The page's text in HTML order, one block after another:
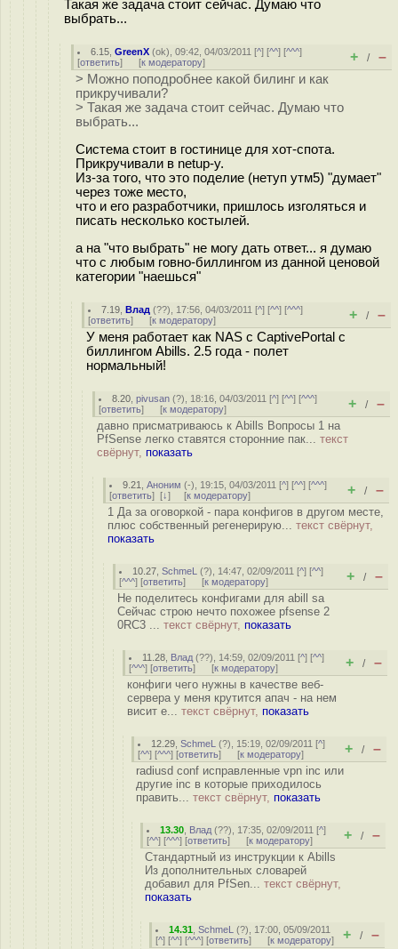
Такая же задача стоит сейчас. Думаю что
выбрать...
6.15 ,GreenX (ok), 09:42, 04/03/2011 [^] [^^] [^^^]
[ответить] [к модератору] + / –
> Можно поподробнее какой билинг и как
прикручивали?
> Такая же задача стоит сейчас. Думаю что
выбрать...
Система стоит в гостинице для хот-спота.
Прикручивали в netup-у.
Из-за того, что это поделие (нетуп утм5) "думает"
через тоже место,
что и его разработчики, пришлось изголяться и
писать несколько костылей.
а на "что выбрать" не могу дать ответ... я думаю
что с любым говно-биллингом из данной ценовой
категории "наешься"
7.19 ,Влад (??), 17:56, 04/03/2011 [^] [^^] [^^^]
[ответить] [к модератору] + / –
У меня работает как NAS c CaptivePortal с
биллингом Abills. 2.5 года - полет
нормальный!
8.20 ,pivusan (?), 18:16, 04/03/2011 [^] [^^] [^^^]
[ответить] [к модератору] + / –
давно присматриваюсь к Abills Вопросы 1 на
PfSense легко ставятся сторонние пак... текст
свёрнут, показать
9.21 ,Аноним (-), 19:15, 04/03/2011 [^] [^^] [^^^]
[ответить] [↓] [к модератору] + / –
1 Да за оговоркой - пара конфигов в другом месте,
плюс собственный регенерирую... текст свёрнут,
показать
10.27 ,SchmeL (?), 14:47, 02/09/2011 [^] [^^]
[^^^] [ответить] [к модератору] + / –
Не поделитесь конфигами для abill sa
Сейчас строю нечто похожее pfsense 2
0RC3 ... текст свёрнут, показать
11.28 Влад (??), 14:59, 02/09/2011 [^] [^^]
[^^^] [ответить] [к модератору] + / –
конфиги чего нужны в качестве веб-
сервера у меня крутится апач - на нем
висит е... текст свёрнут, показать
12.29 ,SchmeL (?), 15:19, 02/09/2011 [^]
[^^] [^^^] [ответить] [к модератору] + / –
radiusd conf исправленные vpn inc или
другие inc в которые приходилось
править... текст свёрнут, показать
13.30 Влад (??), 17:35, 02/09/2011 [^]
[^^] [^^^] [ответить] [к модератору] + / –
Стандартный из инструкции к Abills
Из дополнительных словарей
добавил для PfSen... текст свёрнут,
показать
14.31 ,SchmeL (?), 17:00, 05/09/2011
[^] [^^] [^^^] [ответить] [к модератору] + / –